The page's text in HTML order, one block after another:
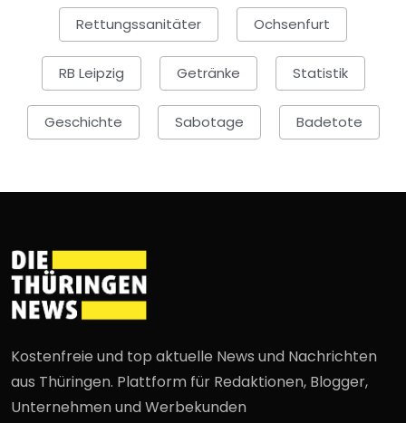
Rettungssanitäter Ochsenfurt
RB Leipzig Getränke Statistik
Geschichte Sabotage Badetote
Kostenfreie und top aktuelle News und Nachrichten
aus Thüringen. Plattform für Redaktionen, Blogger,
Unternehmen und Werbekunden